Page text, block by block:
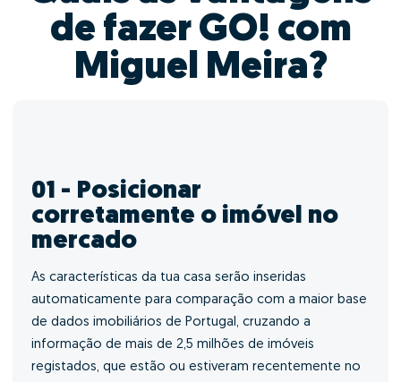
de fazer GO! com
Miguel Meira?
01 - Posicionar
corretamente o imóvel no
mercado
As características da tua casa serão inseridas
automaticamente para comparação com a maior base
de dados imobiliários de Portugal, cruzando a
informação de mais de 2,5 milhões de imóveis
registados, que estão ou estiveram recentemente no